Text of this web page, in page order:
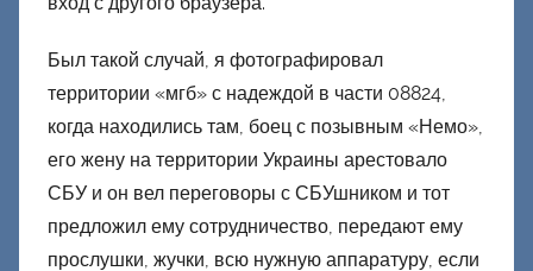
Был такой случай, я фотографировал
территории «мгб» с надеждой в части 08824,
когда находились там, боец с позывным «Немо»,
его жену на территории Украины арестовало
СБУ и он вел переговоры с СБУшником и тот
предложил ему сотрудничество, передают ему
прослушки, жучки, всю нужную аппаратуру, если